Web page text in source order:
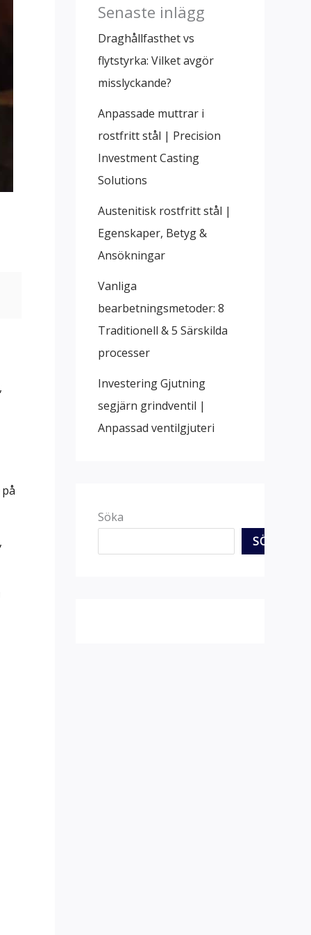
Senaste inlägg
Draghållfasthet vs
flytstyrka: Vilket avgör
misslyckande?
Anpassade muttrar i
rostfritt stål | Precision
Investment Casting
Solutions
Austenitisk rostfritt stål |
Egenskaper, Betyg &
Ansökningar
Vanliga
bearbetningsmetoder: 8
Traditionell & 5 Särskilda
processer
Investering Gjutning
segjärn grindventil |
Anpassad ventilgjuteri
Söka
SÖKA